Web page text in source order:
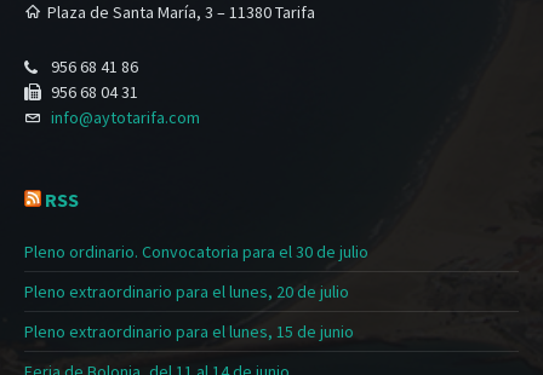
Plaza de Santa María, 3 – 11380 Tarifa
956 68 41 86
956 68 04 31
info@aytotarifa.com
RSS
Pleno ordinario. Convocatoria para el 30 de julio
Pleno extraordinario para el lunes, 20 de julio
Pleno extraordinario para el lunes, 15 de junio